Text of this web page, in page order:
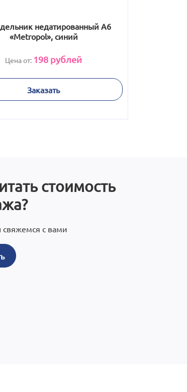
недатированный А6
«Metropol», синий
Цена от: 198 рублей
Заказать
стоимость
с вами